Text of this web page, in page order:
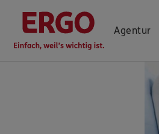
Agentur